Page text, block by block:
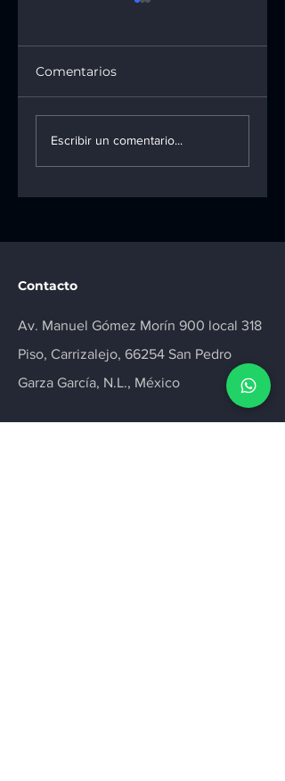
¿Tienes implantes
dentales? Esto es
lo que debes saber
mantenimiento
Comentarios
Escribir un comentario...
Contacto
Av. Manuel Gómez Morín 900 local 318
Piso, Carrizalejo, 66254 San Pedro
Garza García, N.L., México